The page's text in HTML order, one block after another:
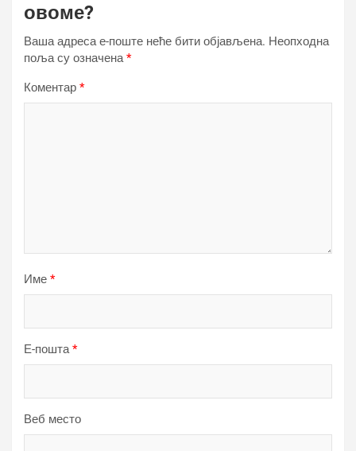
овоме?
Ваша адреса е-поште неће бити објављена. Неопходна
поља су означена*
Коментар *
Име *
Е-пошта*
Веб место